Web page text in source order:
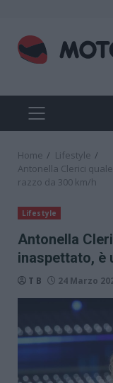
content
PRIMARY
MENU
Home
Lifestyle
Antonella Clerici
razzo da 300 km/h
Lifestyle
Antonella
inaspettato, è
T B 24 Marzo